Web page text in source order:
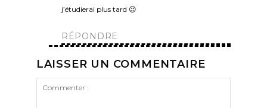
j’étudierai plus tard 😉
RÉPONDRE
LAISSER UN COMMENTAIRE